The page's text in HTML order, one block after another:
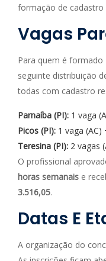
formação de cadastro
Vagas
Para quem é formado
seguinte distribuição
todas com cadastro
Parnaíba (PI): 1 vaga
Picos (PI): 1 vaga (AC)
Teresina (PI): 2 vagas
O profissional
horas semanais e
3.516,05.
Datas E
A organização do